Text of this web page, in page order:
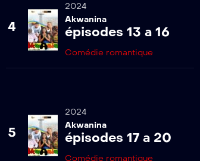
4
2024
Akwanina
épisodes 13 a 16
Comédie romantique
5
2024
Akwanina
épisodes 17 a 20
Comédie romantique